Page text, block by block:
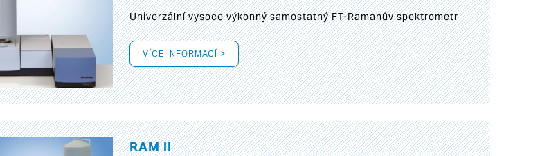
Univerzální vysoce výkonný samostatný FT-Ramanův spektrometr
VÍCE INFORMACÍ >
RAM II